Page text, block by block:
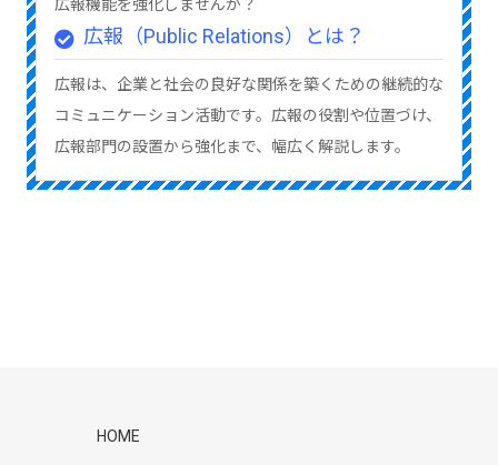
広報機能を強化しませんか？
広報（Public Relations）とは？
広報は、企業と社会の良好な関係を築くための継続的な
コミュニケーション活動です。広報の役割や位置づけ、
広報部門の設置から強化まで、幅広く解説します。
HOME